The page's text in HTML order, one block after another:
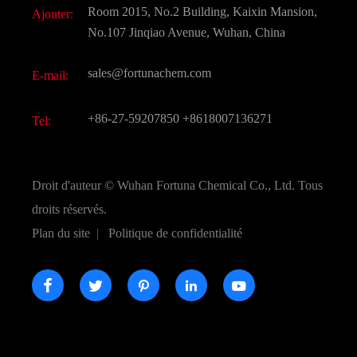
Saveurs et parfums
CAS chimiques
Ajouter:
Room 2015, No.2 Building, Kaixin Mansion,
No.107 Jinqiao Avenue, Wuhan, China
E-mail: sales@fortunachem.com
Tel: +86-27-59207850 +8618007136271
Droit d'auteur © Wuhan Fortuna Chemical Co., Ltd. Tous
droits réservés.
Plan du site | Politique de confidentialité
    